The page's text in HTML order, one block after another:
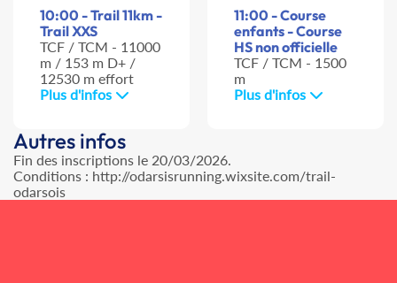
10:00 - Trail 11km -
Trail XXS
TCF / TCM - 11000
m / 153 m D+ /
12530 m effort
Plus d'infos
11:00 - Course
enfants - Course
HS non officielle
TCF / TCM - 1500
m
Plus d'infos
Autres infos
Fin des inscriptions le 20/03/2026.
Conditions : http://odarsisrunning.wixsite.com/trail-
odarsois